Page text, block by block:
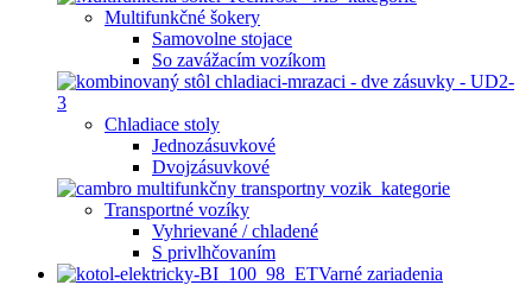
Multifunkčné šokery
Samovolne stojace
So zavážacím vozíkom
Chladiace stoly
Jednozásuvkové
Dvojzásuvkové
Transportné vozíky
Vyhrievané / chladené
S privlhčovaním
Varné zariadenia